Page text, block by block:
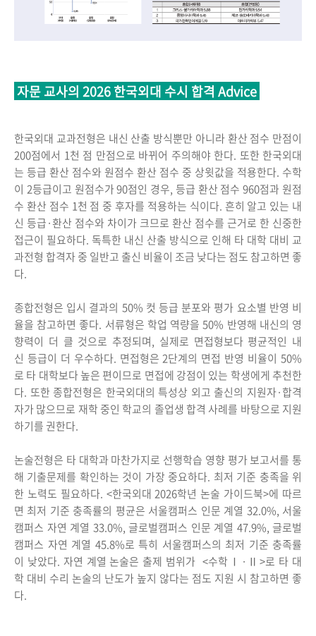
자문 교사의 2026 한국외대 수시 합격 Advice
한국외대 교과전형은 내신 산출 방식뿐만 아니라 환산 점수 만점이
200점에서 1천 점 만점으로 바뀌어 주의해야 한다. 또한 한국외대
는 등급 환산 점수와 원점수 환산 점수 중 상윗값을 적용한다. 수학
이 2등급이고 원점수가 90점인 경우, 등급 환산 점수 960점과 원점
수 환산 점수 1천 점 중 후자를 적용하는 식이다. 흔히 알고 있는 내
신 등급·환산 점수와 차이가 크므로 환산 점수를 근거로 한 신중한
접근이 필요하다. 독특한 내신 산출 방식으로 인해 타 대학 대비 교
과전형 합격자 중 일반고 출신 비율이 조금 낮다는 점도 참고하면 좋
다.
종합전형은 입시 결과의 50% 컷 등급 분포와 평가 요소별 반영 비
율을 참고하면 좋다. 서류형은 학업 역량을 50% 반영해 내신의 영
향력이 더 클 것으로 추정되며, 실제로 면접형보다 평균적인 내
신 등급이 더 우수하다. 면접형은 2단계의 면접 반영 비율이 50%
로 타 대학보다 높은 편이므로 면접에 강점이 있는 학생에게 추천한
다. 또한 종합전형은 한국외대의 특성상 외고 출신의 지원자·합격
자가 많으므로 재학 중인 학교의 졸업생 합격 사례를 바탕으로 지원
하기를 권한다.
논술전형은 타 대학과 마찬가지로 선행학습 영향 평가 보고서를 통
해 기출문제를 확인하는 것이 가장 중요하다. 최저 기준 충족을 위
한 노력도 필요하다. <한국외대 2026학년 논술 가이드북>에 따르
면 최저 기준 충족률의 평균은 서울캠퍼스 인문 계열 32.0%, 서울
캠퍼스 자연 계열 33.0%, 글로벌캠퍼스 인문 계열 47.9%, 글로벌
캠퍼스 자연 계열 45.8%로 특히 서울캠퍼스의 최저 기준 충족률
이 낮았다. 자연 계열 논술은 출제 범위가 <수학Ⅰ·Ⅱ>로 타 대
학 대비 수리 논술의 난도가 높지 않다는 점도 지원 시 참고하면 좋
다.